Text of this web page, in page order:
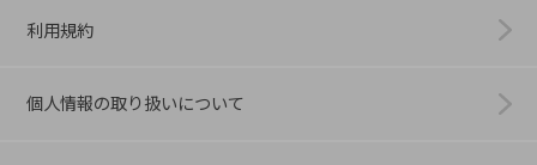
利用規約
個人情報の取り扱いについて